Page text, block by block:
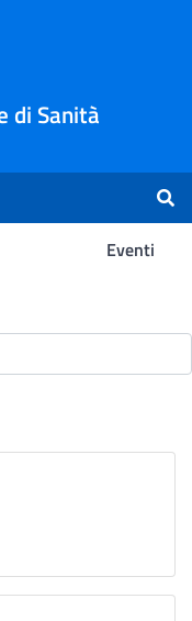
di Sanità
Eventi
-